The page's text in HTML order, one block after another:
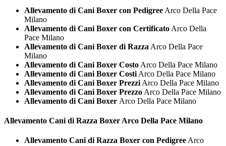
Allevamento di Cani Boxer con Pedigree Arco Della Pace
Milano
Allevamento di Cani Boxer con Certificato Arco Della
Pace Milano
Allevamento di Cani Boxer di Razza Arco Della Pace
Milano
Allevamento di Cani Boxer Costo Arco Della Pace Milano
Allevamento di Cani Boxer Costi Arco Della Pace Milano
Allevamento di Cani Boxer Prezzi Arco Della Pace Milano
Allevamento di Cani Boxer Prezzo Arco Della Pace Milano
Allevamento di Cani Boxer Arco Della Pace Milano
Allevamento Cani di Razza Boxer Arco Della Pace Milano
Allevamento Cani di Razza Boxer con Pedigree Arco